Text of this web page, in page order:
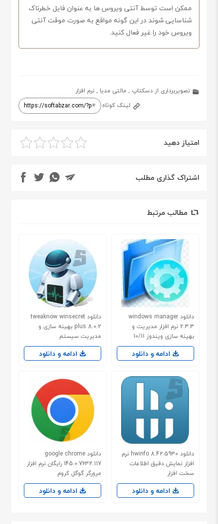
ممکن است توسط آنتی ویروس ها به عنوان فایل خطرناک
شناسایی شوند در این گونه مواقع به صورت موقت آنتی
ویروس خود را غیر فعال کنید.
تصویربرداری از دسکتاپ , مالتی مدیا ,نرم افزار
لینک کوتاه
امتیاز دهید
اشتراک گذاری مطلب
مطالب مرتبط
دانلود windows manager
2.3.3 نرم افزار مدیریت و
بهینه سازی ویندوز 10/11
ادامه و دانلود
دانلود tweaknow winsecret
plus 8.0.2 بهینه سازی و
مدیریت سیستم
ادامه و دانلود
دانلود hwinfo 8.42.5930 نرم
افزار نمایش دقیق اطلاعات
سخت افزار
ادامه و دانلود
دانلود google chrome
145.0.7632.117 رایگان نرم افزار
مرورگر گوگل کروم
ادامه و دانلود